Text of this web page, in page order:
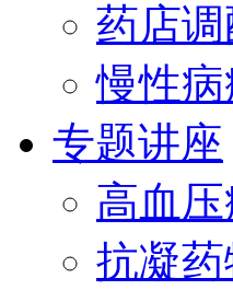
药店
慢性
专题讲座
高血
抗凝药